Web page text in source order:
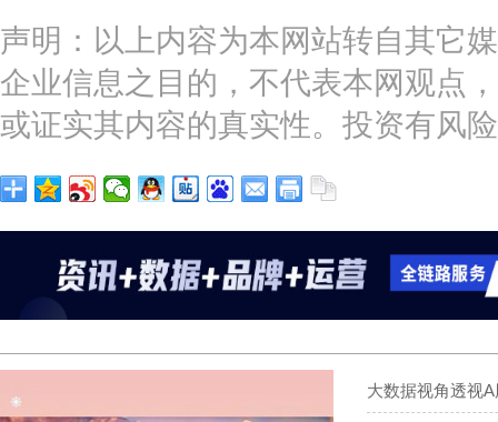
声明：以上内容为本网站转自其它
企业信息之目的，不代表本网观点
或证实其内容的真实性。投资有风
大数据视角透视